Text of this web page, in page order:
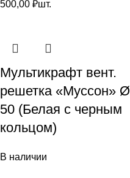
500,00 ₽шт.
Мультикрафт вент.
решетка «Муссон» Ø
50 (Белая с черным
кольцом)
В наличии